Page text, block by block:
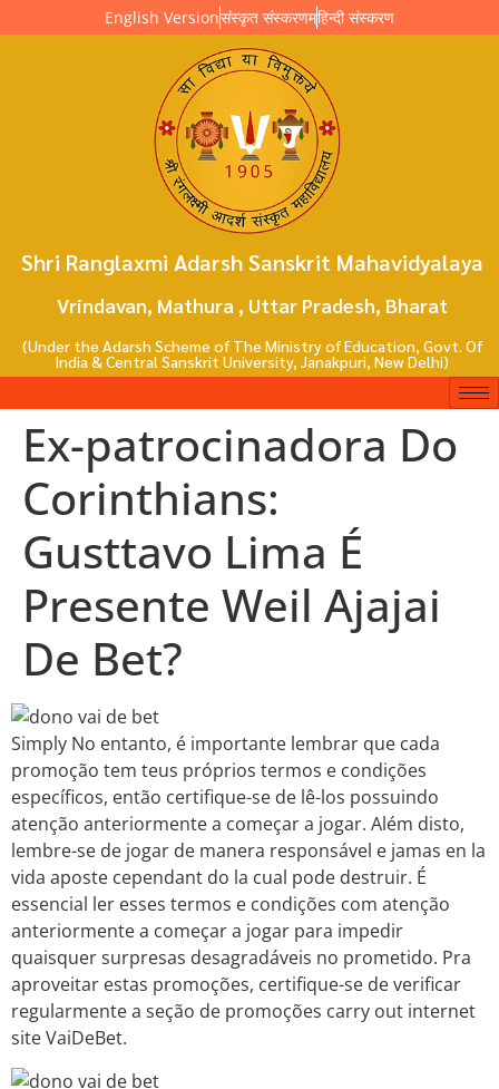
English Versionसंस्कृत संस्करणम्हिन्दी संस्करण
Shri Ranglaxmi Adarsh Sanskrit Mahavidyalaya
Vrindavan, Mathura , Uttar Pradesh, Bharat
(Under the Adarsh Scheme of The Ministry of Education, Govt. Of
India & Central Sanskrit University, Janakpuri, New Delhi)
Ex-patrocinadora Do
Corinthians:
Gusttavo Lima É
Presente Weil Ajajai
De Bet?
Simply No entanto, é importante lembrar que cada
promoção tem teus próprios termos e condições
específicos, então certifique-se de lê-los possuindo
atenção anteriormente a começar a jogar. Além disto,
lembre-se de jogar de manera responsável e jamas en la
vida aposte cependant do la cual pode destruir. É
essencial ler esses termos e condições com atenção
anteriormente a começar a jogar para impedir
quaisquer surpresas desagradáveis ​​no prometido. Pra
aproveitar estas promoções, certifique-se de verificar
regularmente a seção de promoções carry out internet
site VaiDeBet.